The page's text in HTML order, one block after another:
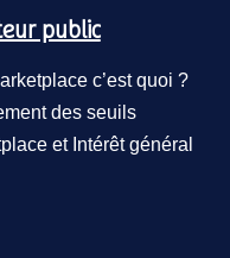
public
c’est quoi ?
des seuils
et Intérêt général